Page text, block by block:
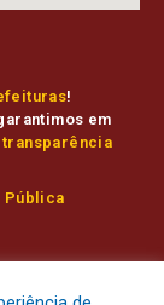
!
em
transparência
Pública
de Muaná.